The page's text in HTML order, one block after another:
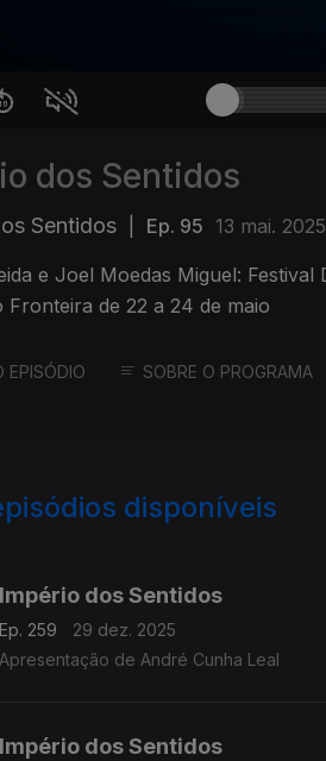
dos Sentidos
Sentidos Ep. 95 13 mai. 2025
e Joel Moedas Miguel: Festival
Fronteira de 22 a 24 de maio
EPISÓDIO SOBRE O PROGRAMA
disponíveis
Império dos Sentidos
Ep. 259
29 dez. 2025
Apresentação de André Cunha Leal
Império dos Sentidos